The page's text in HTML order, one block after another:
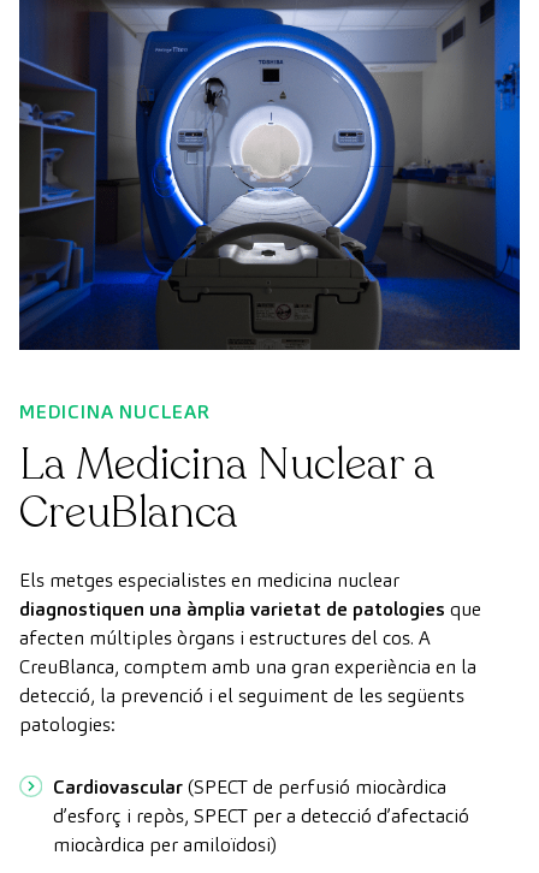
MEDICINA NUCLEAR
La Medicina Nuclear a
CreuBlanca
Els metges especialistes en medicina nuclear
diagnostiquen una àmplia varietat de patologies que
afecten múltiples òrgans i estructures del cos. A
CreuBlanca, comptem amb una gran experiència en la
detecció, la prevenció i el seguiment de les següents
patologies:
Cardiovascular(SPECT de perfusió miocàrdica
d’esforç i repòs, SPECT per a detecció d’afectació
miocàrdica per amiloïdosi)